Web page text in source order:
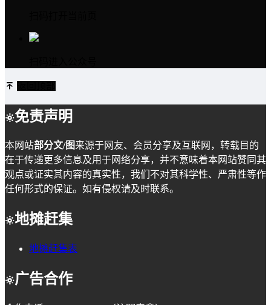
免责声明
本网站部分文/图来源于网友、会员分享及互联网，转载目的
在于传递更多信息及用于网络分享，并不意味着本网站赞同其
观点或证实其内容的真实性，我们不对其科学性、严肃性等作
任何形式的保证。如有侵权请及时联系。
地摊赶集
地摊赶集表
广告合作